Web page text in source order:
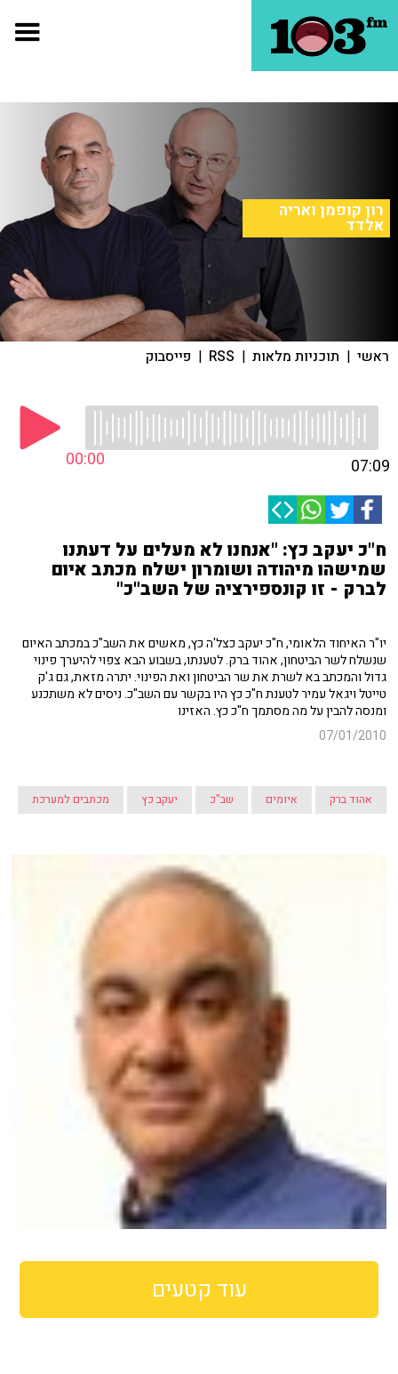
רון קופמן ואריה
אלדד
ראשי | תוכניות מלאות |
RSS
| פייסבוק
00:00 07:09
ח"כ יעקב כץ: "אנחנו לא מעלים על דעתנו
שמישהו מיהודה ושומרון ישלח מכתב איום
לברק - זו קונספירציה של השב"כ"
יו"ר האיחוד הלאומי, ח"כ יעקב כצל'ה כץ, מאשים את השב"כ במכתב האיום
שנשלח לשר הביטחון, אהוד ברק. לטענתו, בשבוע הבא צפוי להיערך פינוי
גדול והמכתב בא לשרת את שר הביטחון ואת הפינוי. יתרה מזאת, גם ג'ק
טייטל ויגאל עמיר לטענת ח"כ כץ היו בקשר עם השב"כ. ניסים לא משתכנע
ומנסה להבין על מה מסתמך ח"כ כץ. האזינו
07/01/2010
אהוד ברק איומים שב"כ יעקב כץ מכתבים למערכת
עוד קטעים